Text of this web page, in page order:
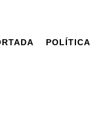
POLÍTICA